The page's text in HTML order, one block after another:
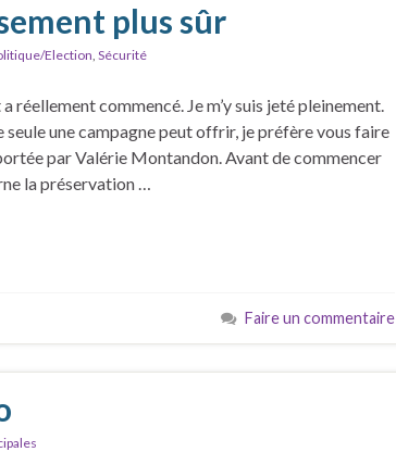
plus sûr
Election, Sécurité
réellement commencé. Je m’y suis jeté pleinement.
une campagne peut offrir, je préfère vous faire
par Valérie Montandon. Avant de commencer
la préservation …
Faire un commentaire